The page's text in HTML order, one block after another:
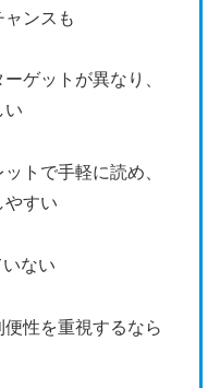
ンスも
ゲットが異なり、
い
トで手軽に読め、
やすい
ない
便性を重視するなら